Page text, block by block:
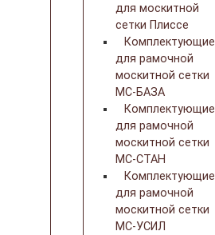
для москитной
сетки Плиссе
Комплектующие
для рамочной
москитной сетки
МС-БАЗА
Комплектующие
для рамочной
москитной сетки
МС-СТАН
Комплектующие
для рамочной
москитной сетки
МС-УСИЛ